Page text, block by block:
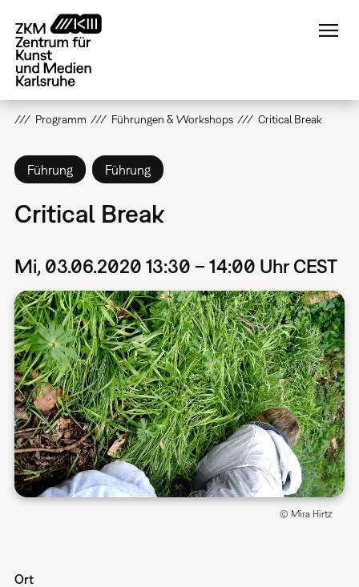
zum
Inhalt
Programm Führungen & Workshops Critical Break
Führung Führung
Critical Break
Mi, 03.06.2020 13:30 – 14:00 Uhr CEST
© Mira Hirtz
Ort